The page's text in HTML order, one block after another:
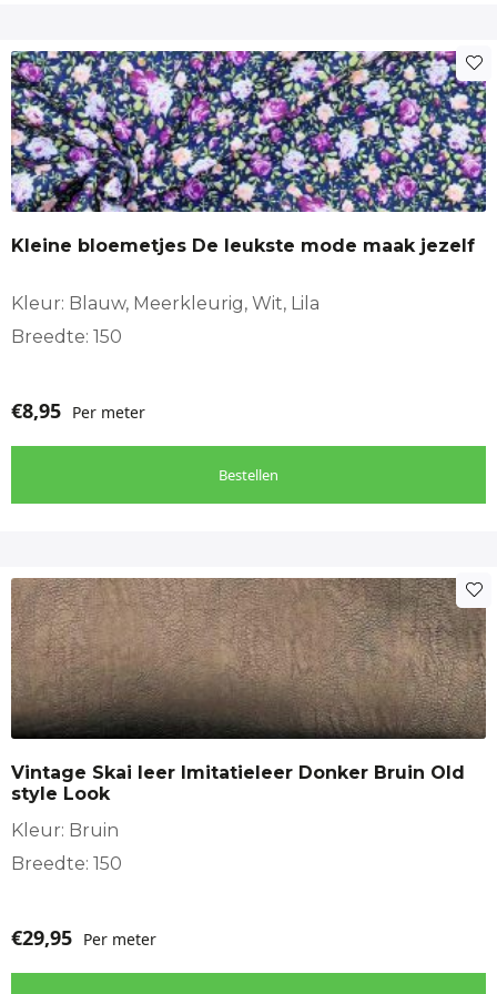
Kleine bloemetjes De leukste mode maak jezelf
Kleur: Blauw, Meerkleurig, Wit, Lila
Breedte: 150
€8,95 Per meter
Bestellen
Vintage Skai leer Imitatieleer Donker Bruin Old
style Look
Kleur: Bruin
Breedte: 150
€29,95 Per meter